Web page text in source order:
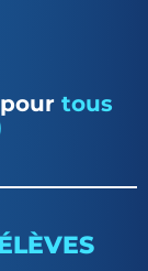
tous